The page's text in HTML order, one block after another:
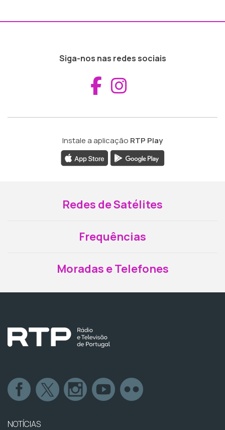
Siga-nos nas redes sociais
Aceder ao
Instale a aplicação RTP Play
Redes de Satélites
Frequências
Moradas e Telefones
NOTÍCIAS